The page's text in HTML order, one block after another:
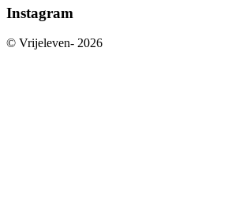
Instagram
© Vrijeleven- 2026